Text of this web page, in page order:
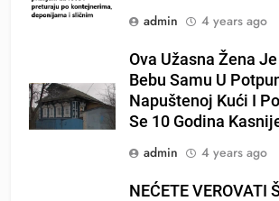
admin
4 years ago
Ova Užasna Žena
Bebu Samu U
Napuštenoj Kući I
Se 10 Godina
admin
4 years ago
NEĆETE VEROVATI